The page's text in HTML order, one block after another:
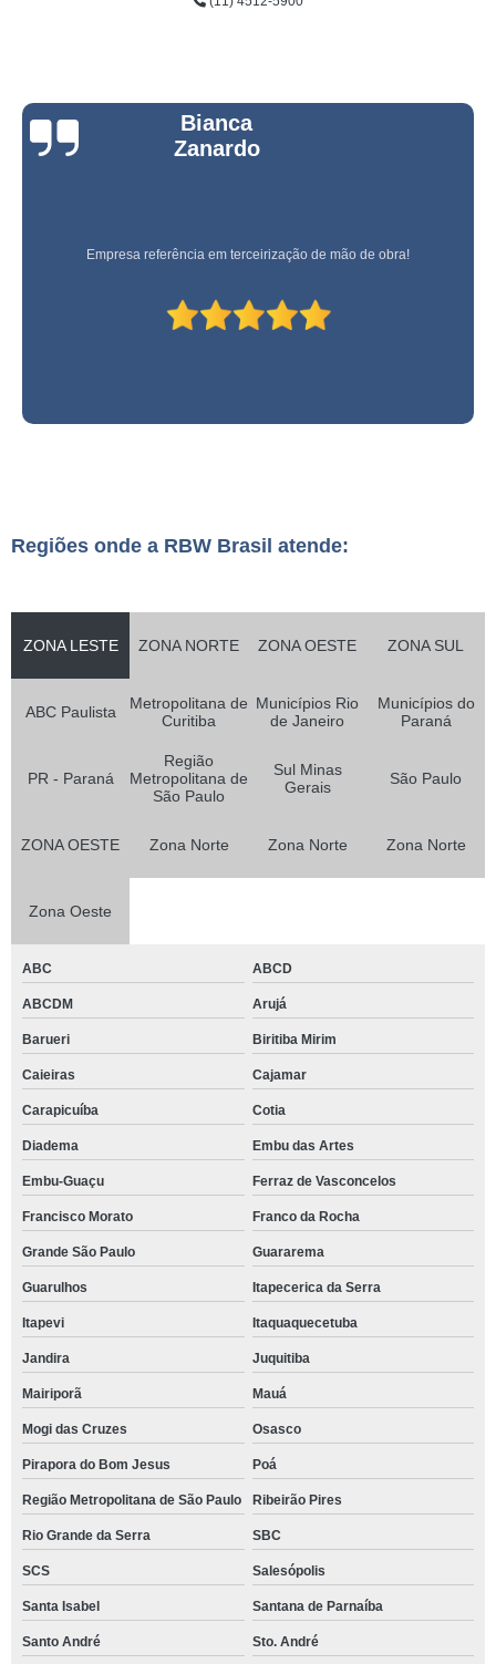
Bianca
Zanardo
Empresa referência em terceirização de mão de obra!
Regiões onde a RBW Brasil atende:
ZONA LESTE ZONA NORTE ZONA OESTE ZONA SUL
ABC Paulista
Metropolitana de
Curitiba
Municípios Rio
de Janeiro
Municípios do
Paraná
PR - Paraná
Região
Metropolitana de
São Paulo
Sul Minas
Gerais
São Paulo
ZONA OESTE Zona Norte Zona Norte Zona Norte
Zona Oeste
ABC ABCD
ABCDM Arujá
Barueri Biritiba Mirim
Caieiras Cajamar
Carapicuíba Cotia
Diadema Embu das Artes
Embu-Guaçu Ferraz de Vasconcelos
Francisco Morato Franco da Rocha
Grande São Paulo Guararema
Guarulhos Itapecerica da Serra
Itapevi Itaquaquecetuba
Jandira Juquitiba
Mairiporã Mauá
Mogi das Cruzes Osasco
Pirapora do Bom Jesus Poá
Região Metropolitana de São Paulo Ribeirão Pires
Rio Grande da Serra SBC
SCS Salesópolis
Santa Isabel Santana de Parnaíba
Santo André Sto. André